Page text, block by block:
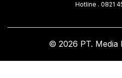
Hotline . 0821
© 2026 PT. Media